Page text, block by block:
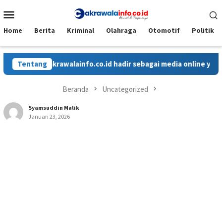
ke
Mobile
Home Berita Kriminal Olahraga Otomotif Politik
Tentang
Cakrawalainfo.co.id hadir sebagai media online yang
Beranda Uncategorized
Syamsuddin Malik
Januari 23, 2026